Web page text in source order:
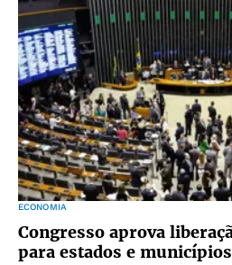
ECONOMIA
Congresso aprova
para estados e municípios